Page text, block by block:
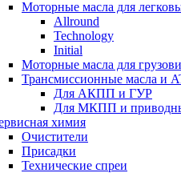
Моторные масла для
Allround
Technology
Initial
Моторные масла для
Трансмиссионные масла и
Для АКПП и ГУР
Для МКПП и
химия
Очистители
Присадки
Технические спреи